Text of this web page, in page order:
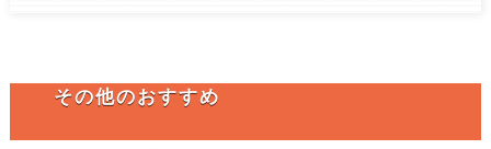
その他のおすすめ